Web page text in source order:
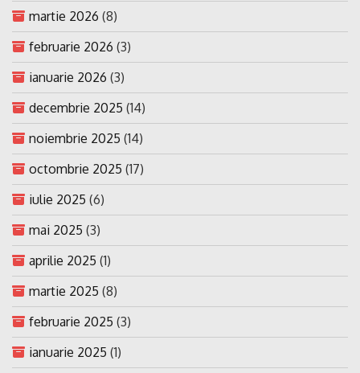
martie 2026 (8)
februarie 2026 (3)
ianuarie 2026 (3)
decembrie 2025 (14)
noiembrie 2025 (14)
octombrie 2025 (17)
iulie 2025 (6)
mai 2025 (3)
aprilie 2025 (1)
martie 2025 (8)
februarie 2025 (3)
ianuarie 2025 (1)